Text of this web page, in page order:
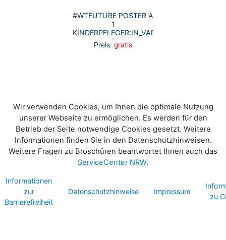
#WTFUTURE POSTER A
1
KINDERPFLEGER:IN_VARIANTE
2
Preis: gratis
Wir verwenden Cookies, um Ihnen die optimale Nutzung
unserer Webseite zu ermöglichen. Es werden für den
Betrieb der Seite notwendige Cookies gesetzt. Weitere
Informationen finden Sie in den Datenschutzhinweisen.
Weitere Fragen zu Broschüren beantwortet Ihnen auch das
ServiceCenter NRW.
Informationen
zur
Barrierefreiheit
Datenschutzhinweise Impressum
zu